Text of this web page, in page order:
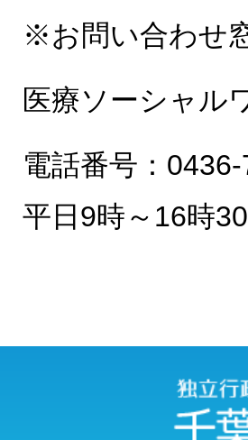
※お問い合わせ
医療ソーシャル
電話番号：
平日9時～16時